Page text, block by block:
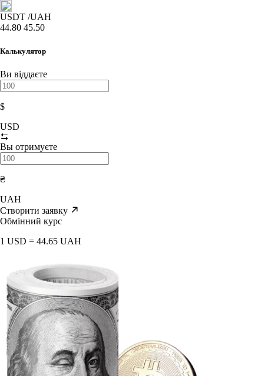
USDT /UAH
44.80 45.50
Калькулятор
Ви віддаєте
$
USD
Вы отримуєте
₴
UAH
Створити заявку
Обмінний курс
1 USD = 44.65 UAH